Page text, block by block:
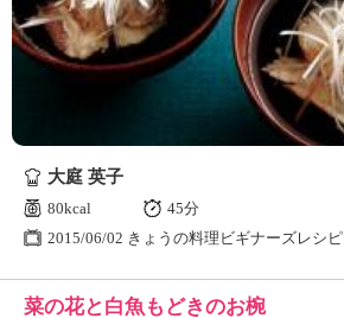
大庭 英子
80kcal
45分
2015/06/02 きょうの料理ビギナーズレシピ
菜の花と白魚もどきのお椀